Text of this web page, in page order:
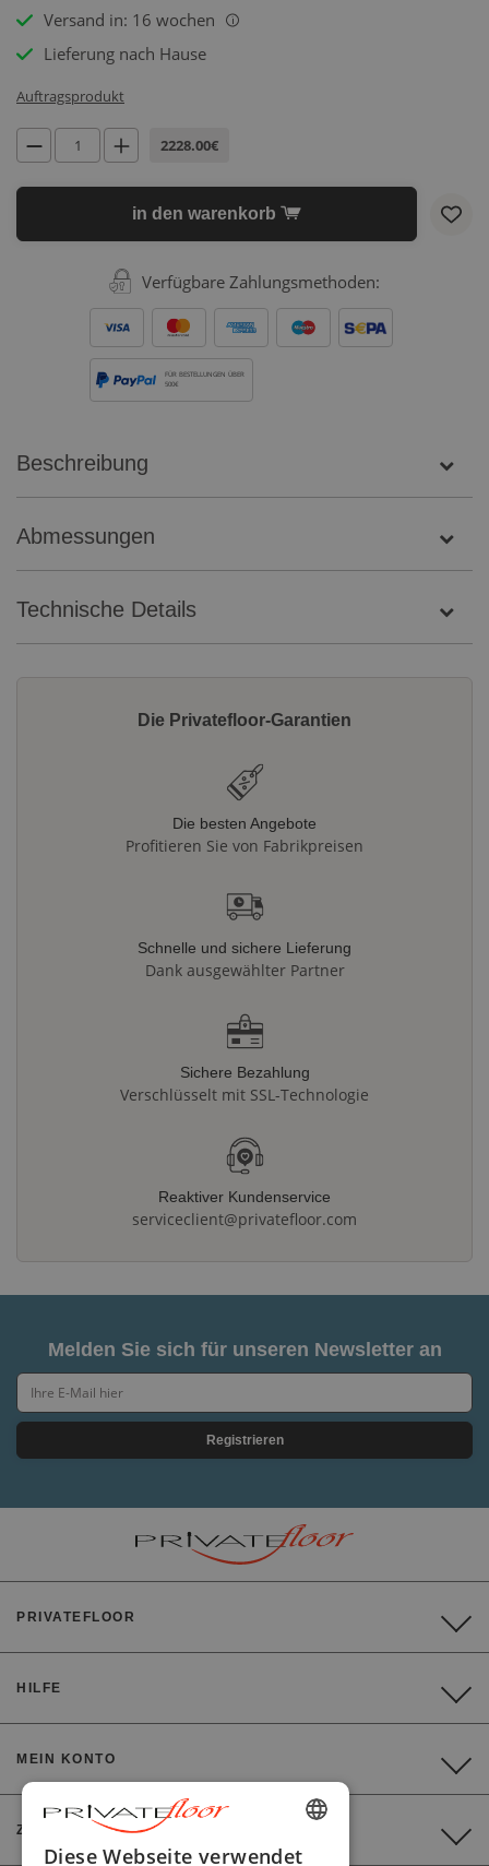
Versand in: 16 wochen
i
Lieferung nach Hause
Auftragsprodukt
2228.00€
in den warenkorb
Verfügbare Zahlungsmethoden:
FÜR BESTELLUNGEN ÜBER
500€
Beschreibung
Abmessungen
Technische Details
Die Privatefloor-Garantien
Die besten Angebote
Profitieren Sie von Fabrikpreisen
Schnelle und sichere Lieferung
Dank ausgewählter Partner
Sichere Bezahlung
Verschlüsselt mit SSL-Technologie
Reaktiver Kundenservice
serviceclient@privatefloor.com
Melden Sie sich für unseren Newsletter an
Registrieren
PRIVATEFLOOR
HILFE
MEIN KONTO
ZAHLUNG
ENGLISH
Diese Webseite verwendet